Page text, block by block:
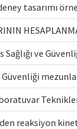
tasarımı
Sağlığı ve
Güvenliği
reaksiyon